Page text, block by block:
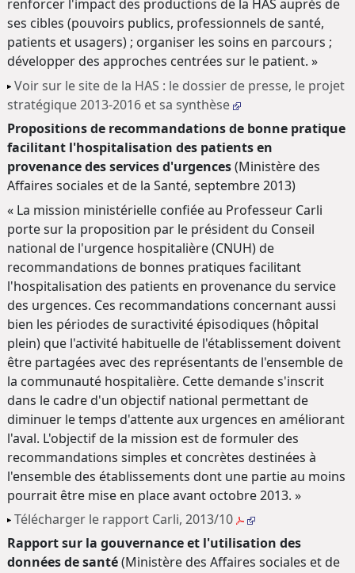
renforcer l'impact des productions de la HAS auprès de
ses cibles (pouvoirs publics, professionnels de santé,
patients et usagers) ; organiser les soins en parcours ;
développer des approches centrées sur le patient. »
Voir sur le site de la HAS : le dossier de presse, le projet
stratégique 2013-2016 et sa synthèse
Propositions de recommandations de bonne pratique
facilitant l'hospitalisation des patients en
provenance des services d'urgences(Ministère des
Affaires sociales et de la Santé, septembre 2013)
« La mission ministérielle confiée au Professeur Carli
porte sur la proposition par le président du Conseil
national de l'urgence hospitalière (CNUH) de
recommandations de bonnes pratiques facilitant
l'hospitalisation des patients en provenance du service
des urgences. Ces recommandations concernant aussi
bien les périodes de suractivité épisodiques (hôpital
plein) que l'activité habituelle de l'établissement doivent
être partagées avec des représentants de l'ensemble de
la communauté hospitalière. Cette demande s'inscrit
dans le cadre d'un objectif national permettant de
diminuer le temps d'attente aux urgences en améliorant
l'aval. L'objectif de la mission est de formuler des
recommandations simples et concrètes destinées à
l'ensemble des établissements dont une partie au moins
pourrait être mise en place avant octobre 2013. »
Télécharger le rapport Carli, 2013/10
Rapport sur la gouvernance et l'utilisation des
données de santé(Ministère des Affaires sociales et de